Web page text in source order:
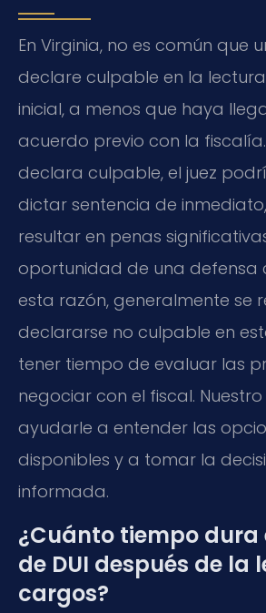
En Virginia, no es común que
declare culpable en la
inicial, a menos que haya
acuerdo previo con la fiscalía.
declara culpable, el juez
dictar sentencia de
resultar en penas
oportunidad de una defensa
esta razón, generalmente se
declararse no culpable en
tener tiempo de evaluar las
negociar con el fiscal.
ayudarle a entender las
disponibles y a tomar la
informada.
¿Cuánto tiempo dura
de DUI después de la
cargos?